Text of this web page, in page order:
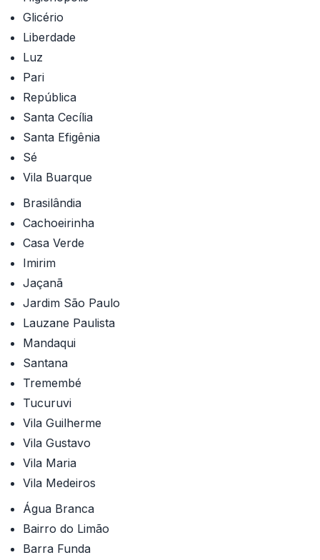
Glicério
Liberdade
Luz
Pari
República
Santa Cecília
Santa Efigênia
Sé
Vila Buarque
Brasilândia
Cachoeirinha
Casa Verde
Imirim
Jaçanã
Jardim São Paulo
Lauzane Paulista
Mandaqui
Santana
Tremembé
Tucuruvi
Vila Guilherme
Vila Gustavo
Vila Maria
Vila Medeiros
Água Branca
Bairro do Limão
Barra Funda